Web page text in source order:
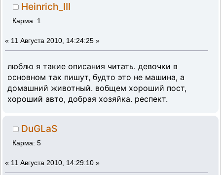
Heinrich_III
Карма: 1
« 11 Августа 2010, 14:24:25 »
люблю я такие описания читать. девочки в
основном так пишут, будто это не машина, а
домашний животный. вобщем хороший пост,
хороший авто, добрая хозяйка. респект.
DuGLaS
Карма: 5
« 11 Августа 2010, 14:29:10 »